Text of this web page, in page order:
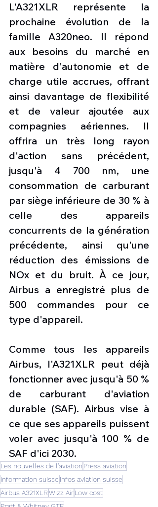
L'A321XLR représente la
prochaine évolution de la
famille A320neo. Il répond
aux besoins du marché en
matière d'autonomie et de
charge utile accrues, offrant
ainsi davantage de flexibilité
et de valeur ajoutée aux
compagnies aériennes. Il
offrira un très long rayon
d'action sans précédent,
jusqu'à 4 700 nm, une
consommation de carburant
par siège inférieure de 30 % à
celle des appareils
concurrents de la génération
précédente, ainsi qu'une
réduction des émissions de
NOx et du bruit. À ce jour,
Airbus a enregistré plus de
500 commandes pour ce
type d'appareil.
Comme tous les appareils
Airbus, l'A321XLR peut déjà
fonctionner avec jusqu'à 50 %
de carburant d'aviation
durable (SAF). Airbus vise à
ce que ses appareils puissent
voler avec jusqu'à 100 % de
SAF d'ici 2030.
Les nouvelles de l'aviation Press aviation
Information suisse Infos aviation suisse
Airbus A321XLRWizz AirLow cost